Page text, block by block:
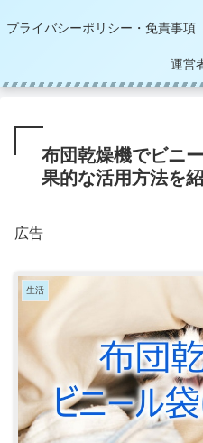
プライバシーポリシー・免責事項
運営
布団乾燥機でビニ
果的な活用方法を
広告
生活